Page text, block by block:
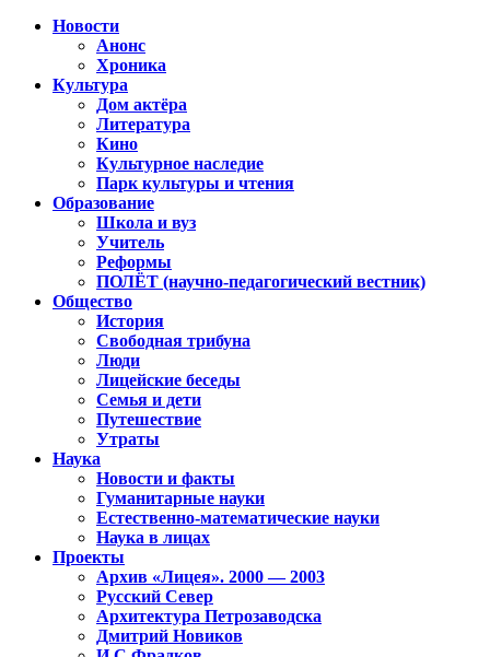
Новости
Анонс
Хроника
Культура
Дом актёра
Литература
Кино
Культурное наследие
Парк культуры и чтения
Образование
Школа и вуз
Учитель
Реформы
ПОЛЁТ (научно-педагогический вестник)
Общество
История
Свободная трибуна
Люди
Лицейские беседы
Семья и дети
Путешествие
Утраты
Наука
Новости и факты
Гуманитарные науки
Естественно-математические науки
Наука в лицах
Проекты
Архив «Лицея». 2000 — 2003
Русский Север
Архитектура Петрозаводска
Дмитрий Новиков